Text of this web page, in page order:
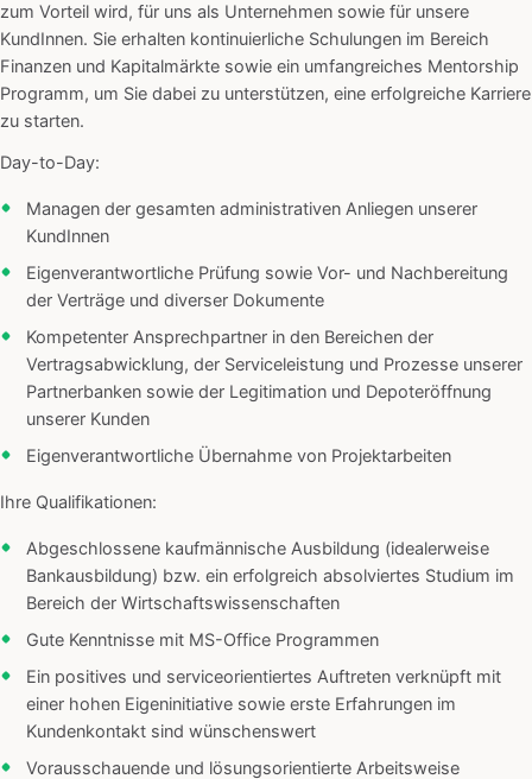
zum Vorteil wird, für uns als Unternehmen sowie für unsere
KundInnen. Sie erhalten kontinuierliche Schulungen im Bereich
Finanzen und Kapitalmärkte sowie ein umfangreiches Mentorship
Programm, um Sie dabei zu unterstützen, eine erfolgreiche Karriere
zu starten.
Day-to-Day:
Managen der gesamten administrativen Anliegen unserer
KundInnen
Eigenverantwortliche Prüfung sowie Vor- und Nachbereitung
der Verträge und diverser Dokumente
Kompetenter Ansprechpartner in den Bereichen der
Vertragsabwicklung, der Serviceleistung und Prozesse unserer
Partnerbanken sowie der Legitimation und Depoteröffnung
unserer Kunden
Eigenverantwortliche Übernahme von Projektarbeiten
Ihre Qualifikationen:
Abgeschlossene kaufmännische Ausbildung (idealerweise
Bankausbildung) bzw. ein erfolgreich absolviertes Studium im
Bereich der Wirtschaftswissenschaften
Gute Kenntnisse mit MS-Office Programmen
Ein positives und serviceorientiertes Auftreten verknüpft mit
einer hohen Eigeninitiative sowie erste Erfahrungen im
Kundenkontakt sind wünschenswert
Vorausschauende und lösungsorientierte Arbeitsweise